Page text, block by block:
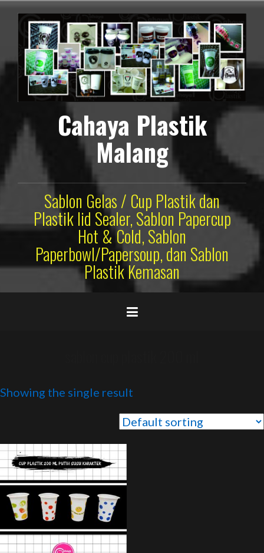
konten
Cahaya Plastik
Malang
Sablon Gelas / Cup Plastik dan
Plastik lid Sealer, Sablon Papercup
Hot & Cold, Sablon
Paperbowl/Papersoup, dan Sablon
Plastik Kemasan
Showing the single result